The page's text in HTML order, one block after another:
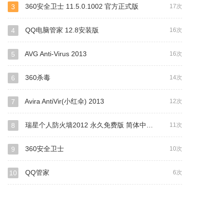
17次
3 360安全卫士 11.5.0.1002 官方正式版
16次
4 QQ电脑管家 12.8安装版
16次
5 AVG Anti-Virus 2013
14次
6 360杀毒
12次
7 Avira AntiVir(小红伞) 2013
11次
8 瑞星个人防火墙2012 永久免费版 简体中文官方安装版
10次
9 360安全卫士
6次
10 QQ管家